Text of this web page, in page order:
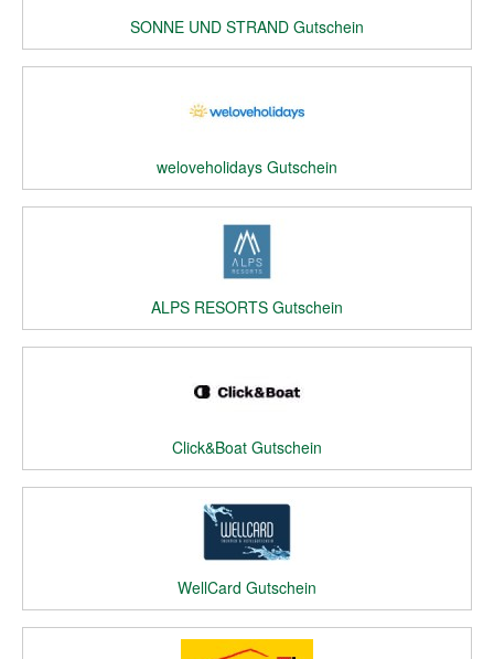
SONNE UND STRAND Gutschein
weloveholidays Gutschein
ALPS RESORTS Gutschein
Click&Boat Gutschein
WellCard Gutschein